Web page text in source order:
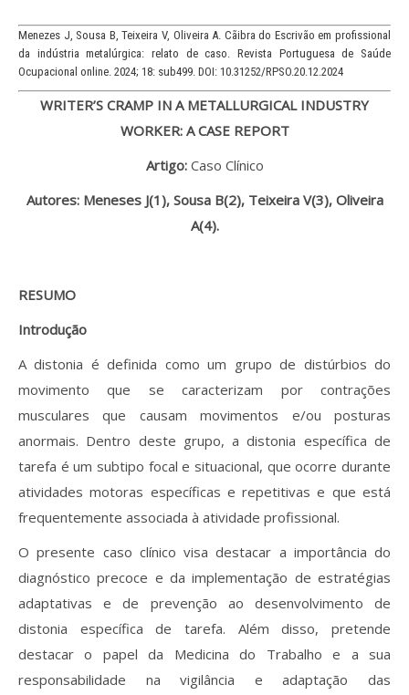
Formação Profissional
Bolsa de emprego (oferta/
procura)
Sugestões para os Leitores
Congressos
Candidatura a revisor
Como publicitar na nossa revista
Contatos
Informações adicionais
Estatísticas da Revista
Ficha técnica
Menezes J, Sousa B, Teixeira V, Oliveira A. Cãibra do Escrivão em profissional
da indústria metalúrgica: relato de caso. Revista Portuguesa de Saúde
Ocupacional online. 2024; 18: sub499. DOI: 10.31252/RPSO.20.12.2024
WRITER’S CRAMP IN A METALLURGICAL INDUSTRY
WORKER: A CASE REPORT
Artigo: Caso Clínico
Autores: Meneses J(1), Sousa B(2), Teixeira V(3), Oliveira
A(4).
RESUMO
Introdução
A distonia é definida como um grupo de distúrbios do
movimento que se caracterizam por contrações
musculares que causam movimentos e/ou posturas
anormais. Dentro deste grupo, a distonia específica de
tarefa é um subtipo focal e situacional, que ocorre durante
atividades motoras específicas e repetitivas e que está
frequentemente associada à atividade profissional.
O presente caso clínico visa destacar a importância do
diagnóstico precoce e da implementação de estratégias
adaptativas e de prevenção ao desenvolvimento de
distonia específica de tarefa. Além disso, pretende
destacar o papel da Medicina do Trabalho e a sua
responsabilidade na vigilância e adaptação das